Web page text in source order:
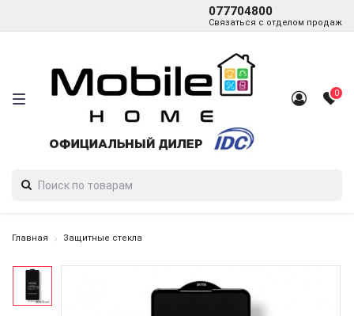
077704800
Связаться с отделом продаж
0
Главная Защитные стекла